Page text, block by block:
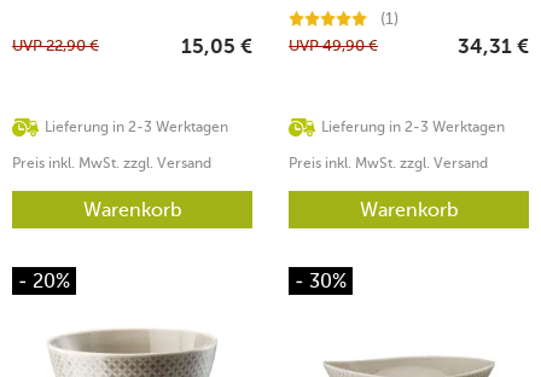
Lieferung in 2-3 Werktagen
UVP22,90 € 15,05 €
Preis inkl. MwSt. zzgl. Versand
Warenkorb
(1)
Lieferung in 2-3 Werktagen
UVP49,90 € 34,31 €
Preis inkl. MwSt. zzgl. Versand
Warenkorb
- 20% - 30%